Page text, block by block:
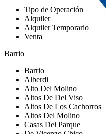
Tipo de Operación
Alquiler
Alquiler Temporario
Venta
Barrio
Barrio
Alberdi
Alto Del Molino
Altos De Del Viso
Altos De Los Cachorros
Altos Del Molino
Casas Del Parque